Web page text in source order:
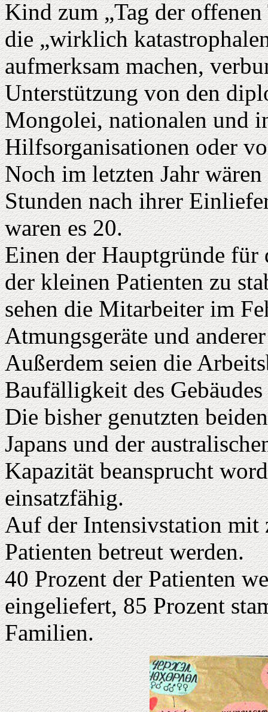
Kind zum „Tag der
die „wirklich
aufmerksam machen,
Unterstützung von den
Mongolei, nationalen und
Hilfsorganisationen oder
Noch im letzten Jahr
Stunden nach ihrer
waren es 20.
Einen der Hauptgründe
der kleinen Patienten zu
sehen die Mitarbeiter im
Atmungsgeräte und
Außerdem seien die
Baufälligkeit des
Die bisher genutzten
Japans und der
Kapazität beansprucht
einsatzfähig.
Auf der Intensivstation mit
Patienten betreut werden.
40 Prozent der Patienten
eingeliefert, 85 Prozent
Familien.